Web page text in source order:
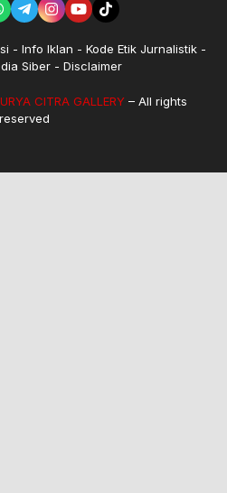
Info Iklan
Kode Etik Jurnalistik
Siber
Disclaimer
CITRA GALLERY– All rights
reserved